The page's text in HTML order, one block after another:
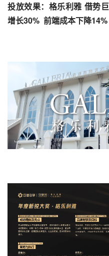
投放效果：格乐利雅 借势
增长30%  前端成本下降14%